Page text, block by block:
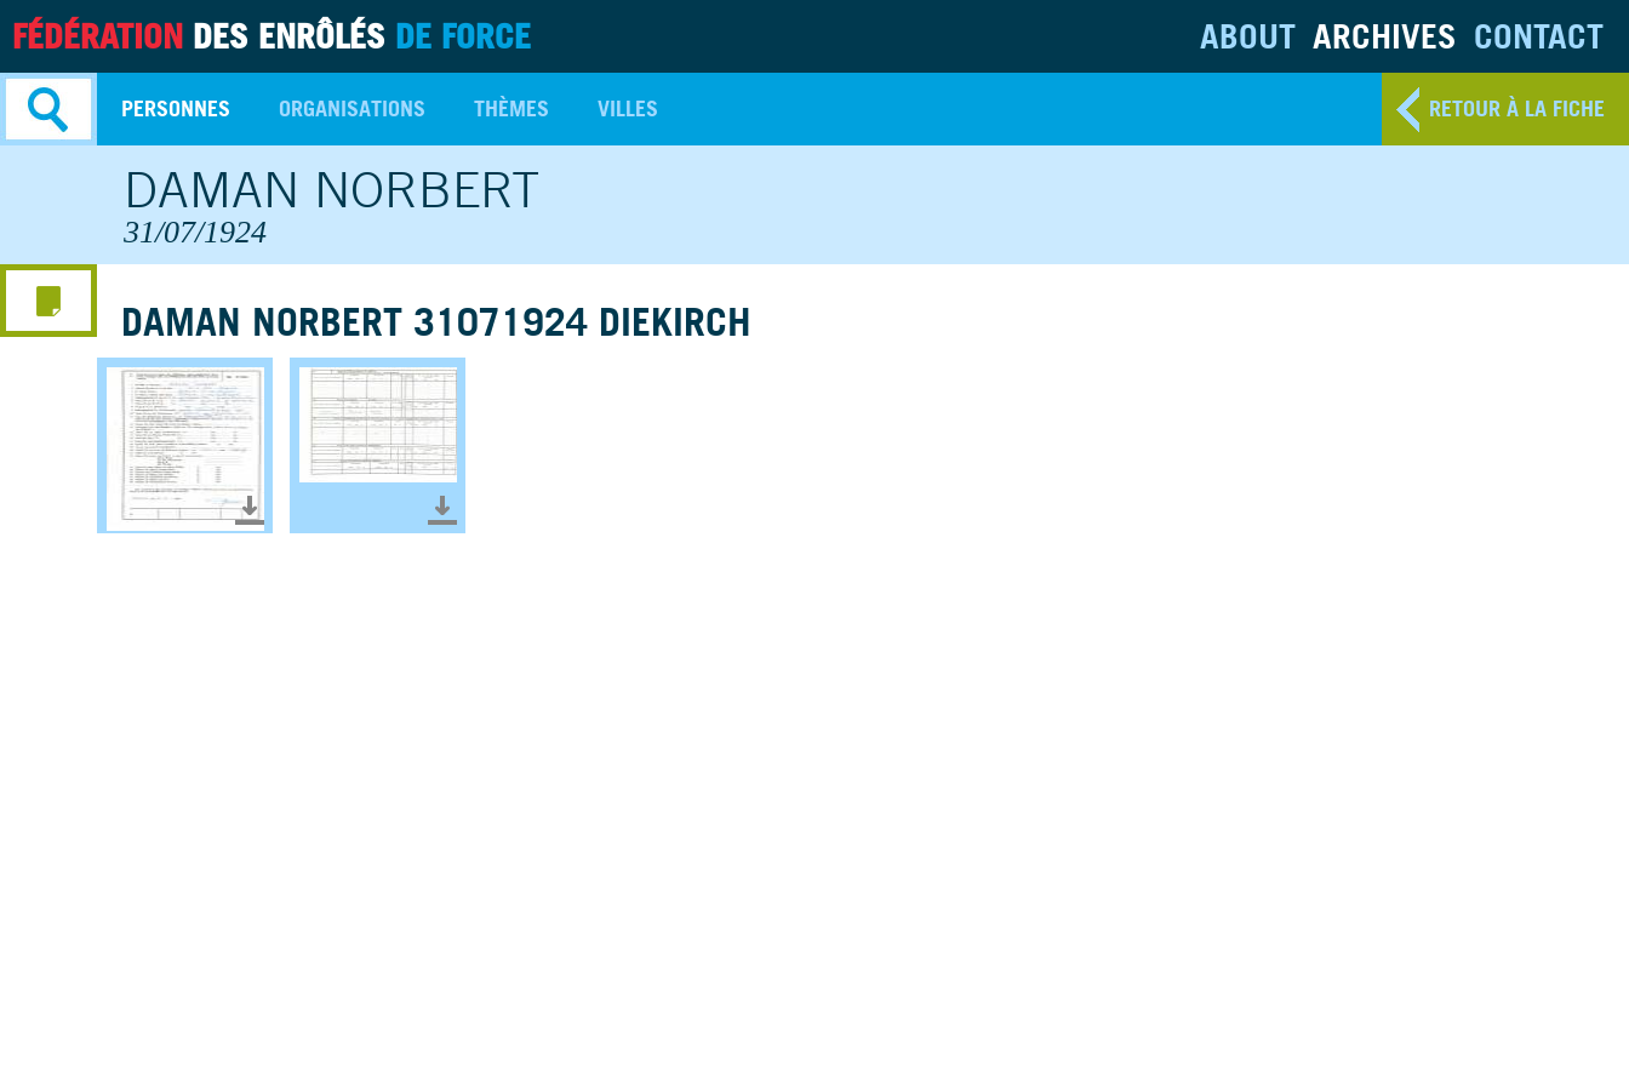
FÉDÉRATION DES ENRÔLÉS DE FORCE ABOUT ARCHIVES CONTACT
PERSONNES ORGANISATIONS THÈMES VILLES RETOUR À LA FICHE
DAMAN NORBERT
31/07/1924
DAMAN NORBERT 31071924 DIEKIRCH
Télécharger le document